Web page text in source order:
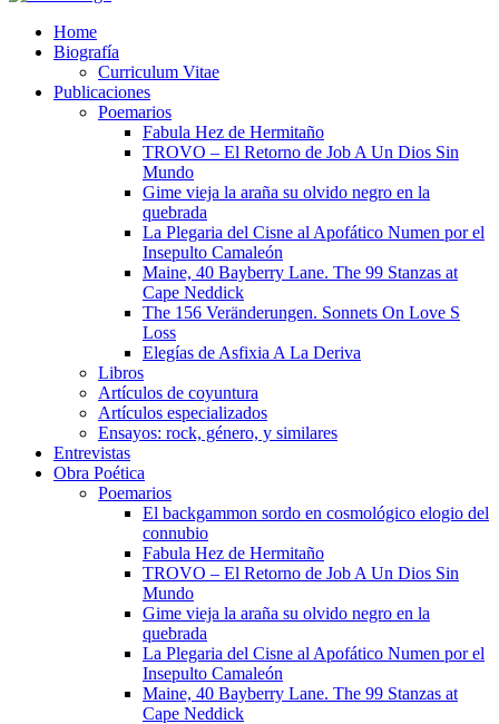
Home
Biografía
Curriculum Vitae​
Publicaciones
Poemarios
Fabula Hez de Hermitaño
TROVO – El Retorno de Job A Un Dios Sin
Mundo
Gime vieja la araña su olvido negro en la
quebrada
La Plegaria del Cisne al Apofático Numen por el
Insepulto Camaleón
Maine, 40 Bayberry Lane. The 99 Stanzas at
Cape Neddick
The 156 Veränderungen. Sonnets On Love S
Loss
Elegías de Asfixia A La Deriva
Libros
Artículos de coyuntura
Artículos especializados
Ensayos: rock, género, y similares
Entrevistas
Obra Poética
Poemarios
El backgammon sordo en cosmológico elogio del
connubio
Fabula Hez de Hermitaño
TROVO – El Retorno de Job A Un Dios Sin
Mundo
Gime vieja la araña su olvido negro en la
quebrada
La Plegaria del Cisne al Apofático Numen por el
Insepulto Camaleón
Maine, 40 Bayberry Lane. The 99 Stanzas at
Cape Neddick